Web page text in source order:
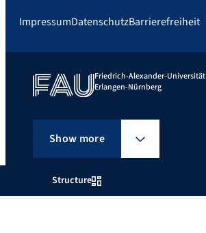
Structure
ImpressumDatenschutzBarrierefreiheit
Friedrich-Alexander-Universität
Erlangen-Nürnberg
Show more